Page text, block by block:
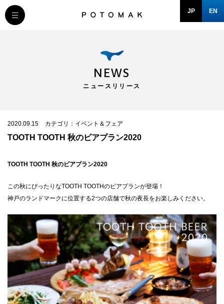
JP EN
COMPANY
DOMAIN
NEWS
CLOSE
NEWS
ニュースリリース
2020.09.15 カテゴリ：イベント＆フェア
TOOTH TOOTH 秋のビアプラン2020
TOOTH TOOTH 秋のビアプラン2020
この秋にぴったりなTOOTH TOOTHのビアプランが登場！
神戸のランドマークに位置する2つの店舗で秋の夜長をお楽しみください。